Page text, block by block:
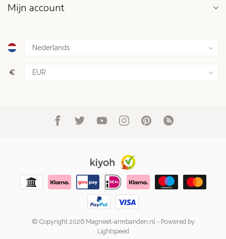
Mijn account
€
© Copyright 2026 Magneet-armbanden.nl- Powered by
Lightspeed